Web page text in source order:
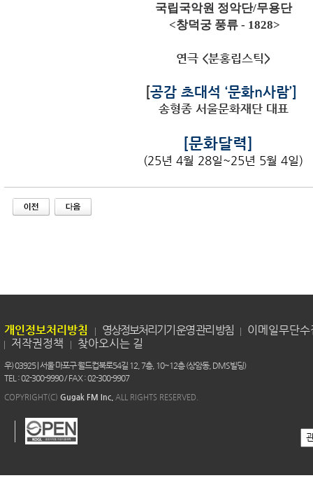
국립국악원 정악단/무용단
<창덕궁 풍류 - 1828>
연극 <분홍립스틱>
[공감 초대석‘문화n사람’]
송형종 서울문화재단 대표
[문화달력]
(25년 4월 28일~25년 5월 4일)
개인정보처리방침 영상정보처리기기 운영 관리 방침
이메일무단
저작권정책
찾아오시는 길
우) 03925 | 서울 마포구 월드컵북로54길 12, 7층, 10~12층 (상암동, DMS빌딩)
TEL : 02-300-9990 / FAX : 02-300-9907
COPYRIGHT(C) Gugak FM Inc. ALL RIGHTS RESERVED.